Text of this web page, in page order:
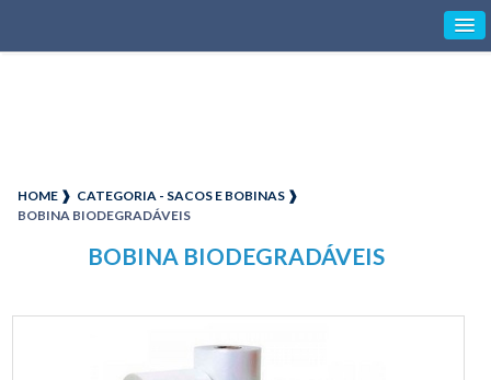
HOME ❱ CATEGORIA - SACOS E BOBINAS ❱
BOBINA BIODEGRADÁVEIS
BOBINA BIODEGRADÁVEIS